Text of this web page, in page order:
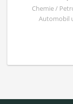
Chemie /
Automobil